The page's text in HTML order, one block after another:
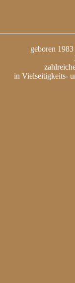
geboren
in Vielseitigkeits-